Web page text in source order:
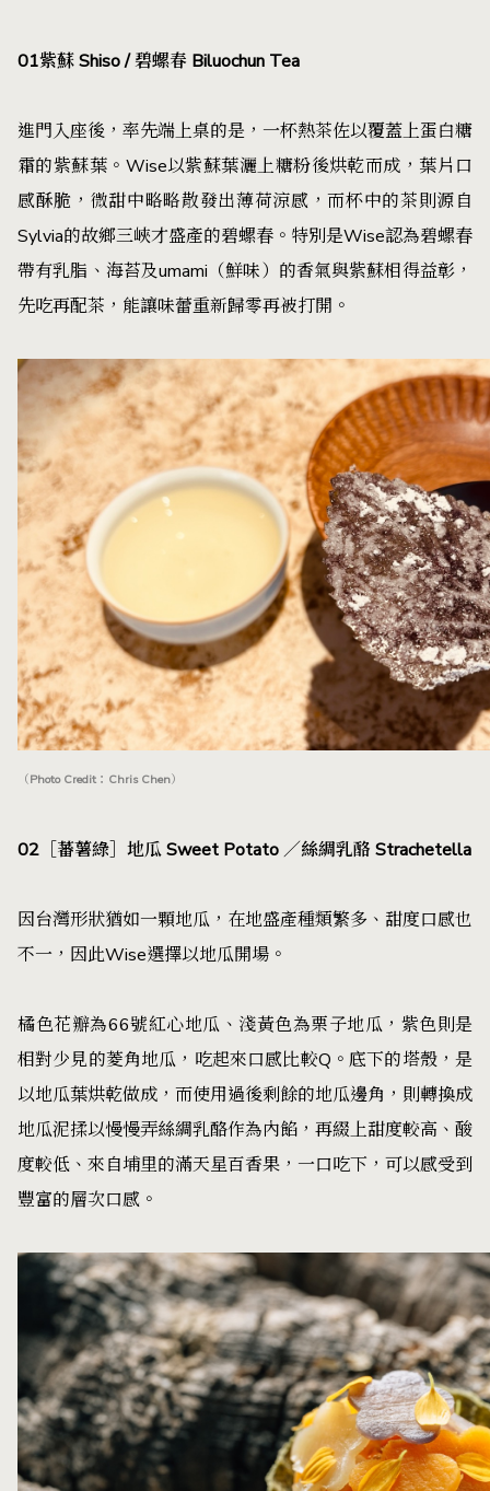
01紫蘇 Shiso / 碧螺春 Biluochun Tea
進門入座後，率先端上桌的是，一杯熱茶佐以覆蓋上蛋白糖
霜的紫蘇葉。Wise以紫蘇葉灑上糖粉後烘乾而成，葉片口
感酥脆，微甜中略略散發出薄荷涼感，而杯中的茶則源自
Sylvia的故鄉三峽才盛產的碧螺春。特別是Wise認為碧螺春
帶有乳脂、海苔及umami（鮮味）的香氣與紫蘇相得益彰，
先吃再配茶，能讓味蕾重新歸零再被打開。
（Photo Credit：Chris Chen）
02［蕃薯綠］地瓜 Sweet Potato ／絲綢乳酪 Strachetella
因台灣形狀猶如一顆地瓜，在地盛產種類繁多、甜度口感也
不一，因此Wise選擇以地瓜開場。
橘色花瓣為66號紅心地瓜、淺黃色為栗子地瓜，紫色則是
相對少見的菱角地瓜，吃起來口感比較Q。底下的塔殼，是
以地瓜葉烘乾做成，而使用過後剩餘的地瓜邊角，則轉換成
地瓜泥揉以慢慢弄絲綢乳酪作為內餡，再綴上甜度較高、酸
度較低、來自埔里的滿天星百香果，一口吃下，可以感受到
豐富的層次口感。